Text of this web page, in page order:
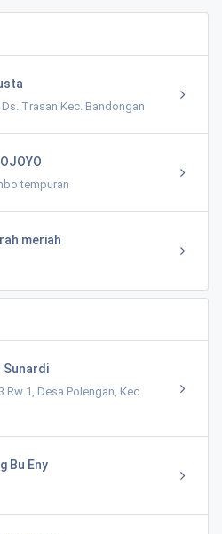
Trasan Kec. Bandongan
tempuran
meriah
Sunardi
Rw 1, Desa Polengan, Kec.
Bu Eny